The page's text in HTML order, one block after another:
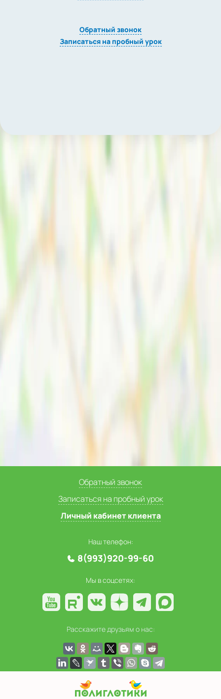
Обратный звонок
Записаться на пробный урок
Обратный звонок
Записаться на пробный урок
Личный кабинет клиента
Наш телефон:
8(993)920-99-60
Мы в соцсетях:
Расскажите друзьям о нас: